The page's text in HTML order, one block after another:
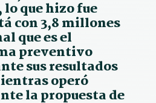
que hizo fue
con 3,8 millones
que es el
preventivo
sus resultados
operó
la propuesta de